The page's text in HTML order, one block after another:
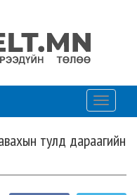
Toggle
тулд дараагийн